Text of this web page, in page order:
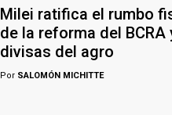
Milei ratifica el rumbo
de la reforma del
divisas del agro
Por SALOMÓN MICHITTE